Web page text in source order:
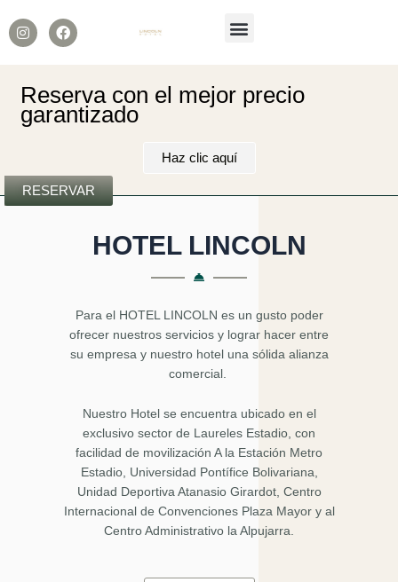
RESERVAR
I
n
g
r
a
F
a
o
o
k
Menú
Reserva con el mejor precio
garantizado
Haz clic aquí
HOTEL LINCOLN
Para el HOTEL LINCOLN es un gusto poder
ofrecer nuestros servicios y lograr hacer entre
su empresa y nuestro hotel una sólida alianza
comercial.
Nuestro Hotel se encuentra ubicado en el
exclusivo sector de Laureles Estadio, con
facilidad de movilización A la Estación Metro
Estadio, Universidad Pontífice Bolivariana,
Unidad Deportiva Atanasio Girardot, Centro
Internacional de Convenciones Plaza Mayor y al
Centro Administrativo la Alpujarra.